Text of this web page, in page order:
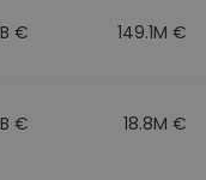
€ 149.1M €
€ 18.8M €